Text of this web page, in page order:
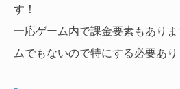
す！
一応ゲーム内で課金要素もあり
ムでもないので特にする必要あり